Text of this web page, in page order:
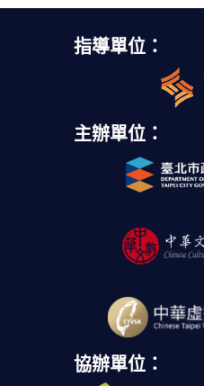
指導單位：
主辦單位：
協辦單位：